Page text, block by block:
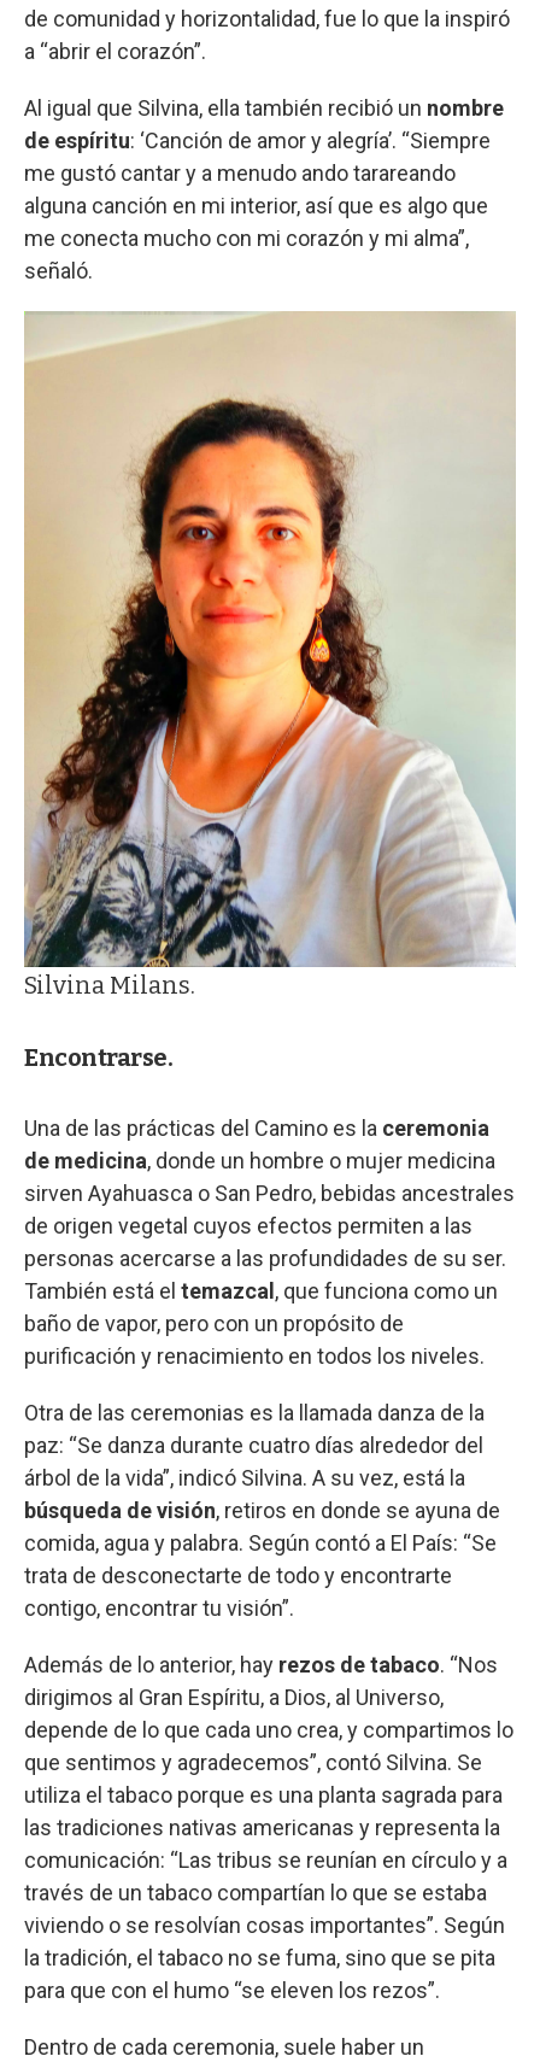
de comunidad y horizontalidad, fue lo que la inspiró
a “abrir el corazón”.
Al igual que Silvina, ella también recibió un nombre
de espíritu: ‘Canción de amor y alegría’. “Siempre
me gustó cantar y a menudo ando tarareando
alguna canción en mi interior, así que es algo que
me conecta mucho con mi corazón y mi alma”,
señaló.
Silvina Milans.
Encontrarse.
Una de las prácticas del Camino es la ceremonia
de medicina, donde un hombre o mujer medicina
sirven Ayahuasca o San Pedro, bebidas ancestrales
de origen vegetal cuyos efectos permiten a las
personas acercarse a las profundidades de su ser.
También está el temazcal , que funciona como un
baño de vapor, pero con un propósito de
purificación y renacimiento en todos los niveles.
Otra de las ceremonias es la llamada danza de la
paz: “Se danza durante cuatro días alrededor del
árbol de la vida”, indicó Silvina. A su vez, está la
búsqueda de visión, retiros en donde se ayuna de
comida, agua y palabra. Según contó a El País: “Se
trata de desconectarte de todo y encontrarte
contigo, encontrar tu visión”.
Además de lo anterior, hay rezos de tabaco. “Nos
dirigimos al Gran Espíritu, a Dios, al Universo,
depende de lo que cada uno crea, y compartimos lo
que sentimos y agradecemos”, contó Silvina. Se
utiliza el tabaco porque es una planta sagrada para
las tradiciones nativas americanas y representa la
comunicación: “Las tribus se reunían en círculo y a
través de un tabaco compartían lo que se estaba
viviendo o se resolvían cosas importantes”. Según
la tradición, el tabaco no se fuma, sino que se pita
para que con el humo “se eleven los rezos”.
Dentro de cada ceremonia, suele haber un